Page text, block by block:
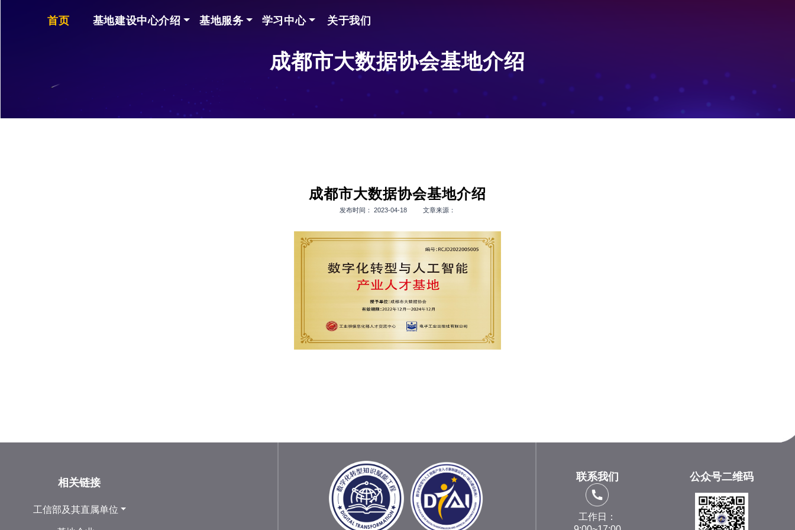
首页 基地建设中心介绍 基地服务 学习中心 关于我们
成都市大数据协会基地介绍
成都市大数据协会基地介绍
发布时间： 2023-04-18 文章来源：
相关链接
工信部及其直属单位
联系我们
工作日：
公众号二维码